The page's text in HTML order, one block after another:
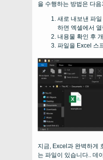
을 수행하는 방법은 다
새로 내보낸 파
하면 엑셀에서
내용물 확인 후
파일을 Excel 스
지금, Excel과 완벽하게
는 파일이 있습니다.. 데